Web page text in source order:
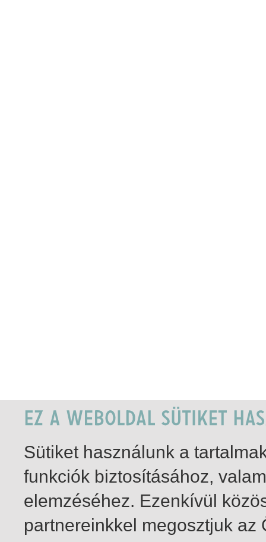
Sütiket használunk a
funkciók biztosításához,
elemzéséhez. Ezenkívül
partnereinkkel megosztjuk